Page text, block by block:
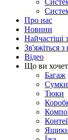
Про нас
Новини
Найчастіші
Зв'яжіться з
Відео
Що ви
Багаж
Сумки
Тюки